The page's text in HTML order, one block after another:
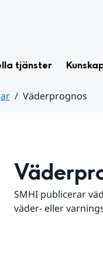
tjänster
Väderprognos
SMHI publicerar
väder- eller